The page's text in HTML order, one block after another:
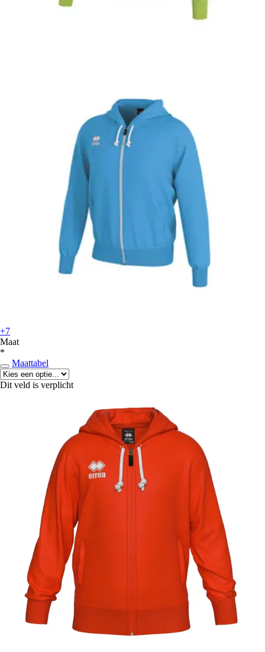
+7
Maat
*
Maattabel
Dit veld is verplicht